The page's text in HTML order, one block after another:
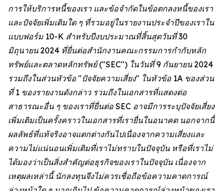
การให้บริการหนี้ของเรา และข้อจำกัดในข้อตกลงหนี้ของเรา
และปัจจัยเพิ่มเติมใด ๆ ที่รวมอยู่ในรายงานประจำปีของเราใน
แบบฟอร์ม 10-K สำหรับปีงบประมาณที่สิ้นสุดวันที่ 30
มิถุนายน 2024 ที่ยื่นต่อสำนักงานคณะกรรมการกำกับหลัก
ทรัพย์และตลาดหลักทรัพย์ ("SEC") ในวันที่ 9 กันยายน 2024
รวมถึงในส่วนหัวข้อ "ปัจจัยความเสี่ยง" ในหัวข้อ 1A ของส่วน
ที่ 1 ของรายงานดังกล่าว รวมถึงในเอกสารที่แสดงต่อ
สาธารณะอื่น ๆ ของเราที่ยื่นต่อ SEC อาจมีการระบุปัจจัยเสี่ยง
เพิ่มเติมเป็นครั้งคราวในเอกสารที่เรายื่นในอนาคต นอกจากนี้
ผลลัพธ์ที่แท้จริงอาจแตกต่างกันไปเนื่องจากความเสี่ยงและ
ความไม่แน่นอนเพิ่มเติมที่เราไม่ทราบในปัจจุบัน หรือที่เราไม่
ได้มองว่าเป็นสิ่งสำคัญต่อธุรกิจของเราในปัจจุบัน เนื่องจาก
เหตุผลเหล่านี้ นักลงทุนจึงไม่ควรเชื่อถือข้อความคาดการณ์